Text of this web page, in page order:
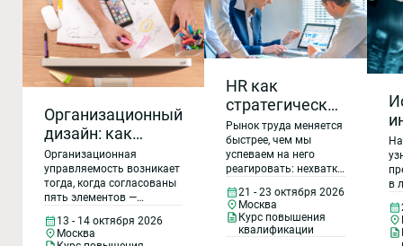
Организационный
дизайн: как
объединить
оргструктуру,
функционал,
и должностные
Организационная
управляемость возникает
тогда, когда согласованы
пять элементов —
управленческие процессы,
документооборот,
13 - 14 октября 2026
Москва
HR как
стратегический
бизнес-
партнер: от
эксперта к
лидеру
изменений
Рынок труда меняется
быстрее, чем мы
успеваем на него
реагировать: нехватка
команды, ESG-тренды,
рост требований
сотрудников к
21 - 23 октября 2026
Москва
Курс повышения
квалификации
в